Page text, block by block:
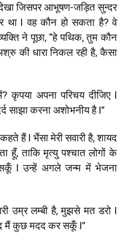
जिसपर आभूषण-जड़ित सुन्दर
था l वह कौन हो सकता है? वे
ने पूछा, “हे पथिक, तुम कौन
की धारा निकल रही है, कैसा
अपना परिचय दीजिए l
साझा करना अशोभनीय है l”
हैं l भैंसा मेरी सवारी है, शायद
हूँ, ताकि मृत्यु पश्चात लोगों के
l उन्हें अगले जन्म में भेजना
उम्र लम्बी है, मुझसे मत डरो l
मैं कुछ मदद कर सकूँ l”